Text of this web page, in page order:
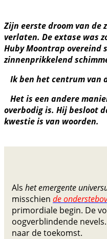
Zijn eerste droom van de
verlaten. De extase was
Huby Moontrap overeind
zinnenprikkelend
Ik ben het centrum van
Het is een andere
overbodig is. Hij besloot
kwestie is van woorden.
Als het emergente
misschien de
primordiale begin. De
oogverblindende
naar de toekomst.